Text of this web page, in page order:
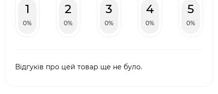
1
0%
2
0%
3
0%
4
0%
5
0%
Відгуків про цей товар ще не було.